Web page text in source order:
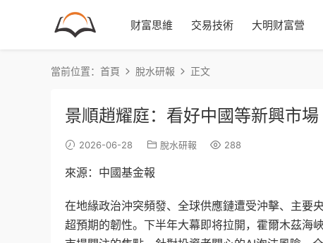
财富思維 交易技術 大明财富營
當前位置： 首頁 脫水研報 正文
景順趙耀庭：看好中國等新興市場
2026-06-28 脫水研報 288
來源：中國基金報
在地緣政治沖突頻發、全球供應鏈遭受沖擊、主要
超預期的韌性。下半年大幕即将拉開，霍爾木茲海